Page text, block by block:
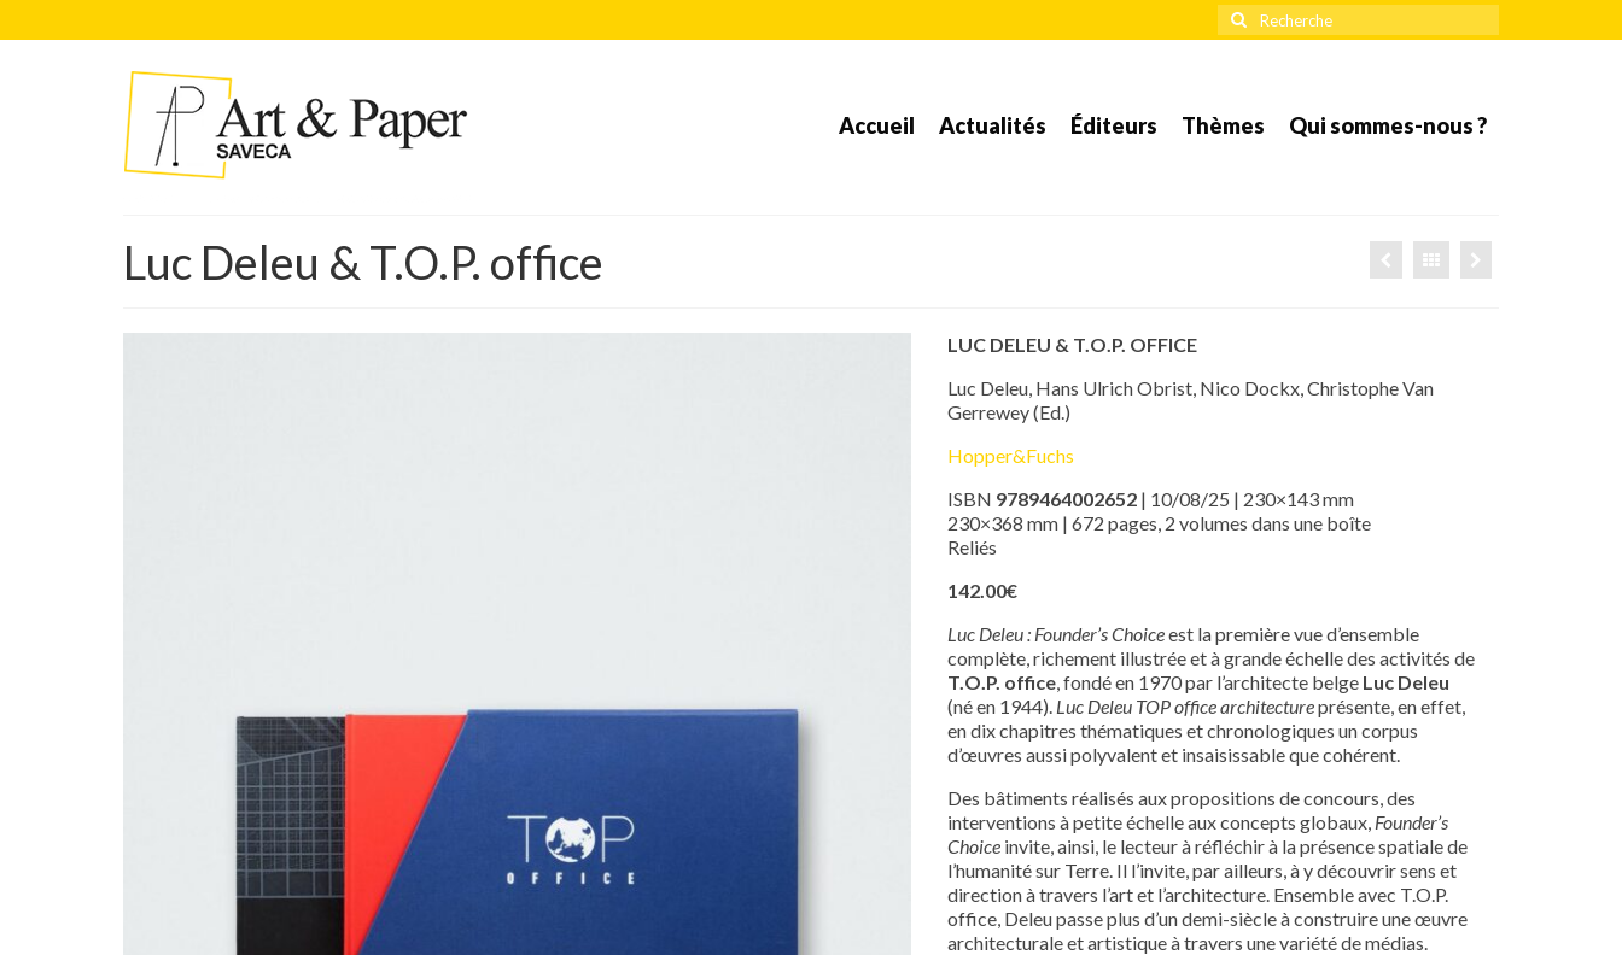
Rechercher
:
Accueil Actualités Éditeurs Thèmes Qui sommes-nous ?
Luc Deleu & T.O.P. office
LUC DELEU & T.O.P. OFFICE
Luc Deleu, Hans Ulrich Obrist, Nico Dockx, Christophe Van
Gerrewey (Ed.)
Hopper&Fuchs
ISBN 9789464002652| 10/08/25 | 230×143 mm
230×368 mm | 672 pages, 2 volumes dans une boîte
Reliés
142.00€
Luc Deleu : Founder’s Choiceest la première vue d’ensemble
complète, richement illustrée et à grande échelle des activités de
T.O.P. office, fondé en 1970 par l’architecte belge Luc Deleu
(né en 1944). Luc Deleu TOP office architectureprésente, en effet,
en dix chapitres thématiques et chronologiques un corpus
d’œuvres aussi polyvalent et insaisissable que cohérent.
Des bâtiments réalisés aux propositions de concours, des
interventions à petite échelle aux concepts globaux, Founder’s
Choiceinvite, ainsi, le lecteur à réfléchir à la présence spatiale de
l’humanité sur Terre. Il l’invite, par ailleurs, à y découvrir sens et
direction à travers l’art et l’architecture. Ensemble avec T.O.P.
office, Deleu passe plus d’un demi-siècle à construire une œuvre
architecturale et artistique à travers une variété de médias.